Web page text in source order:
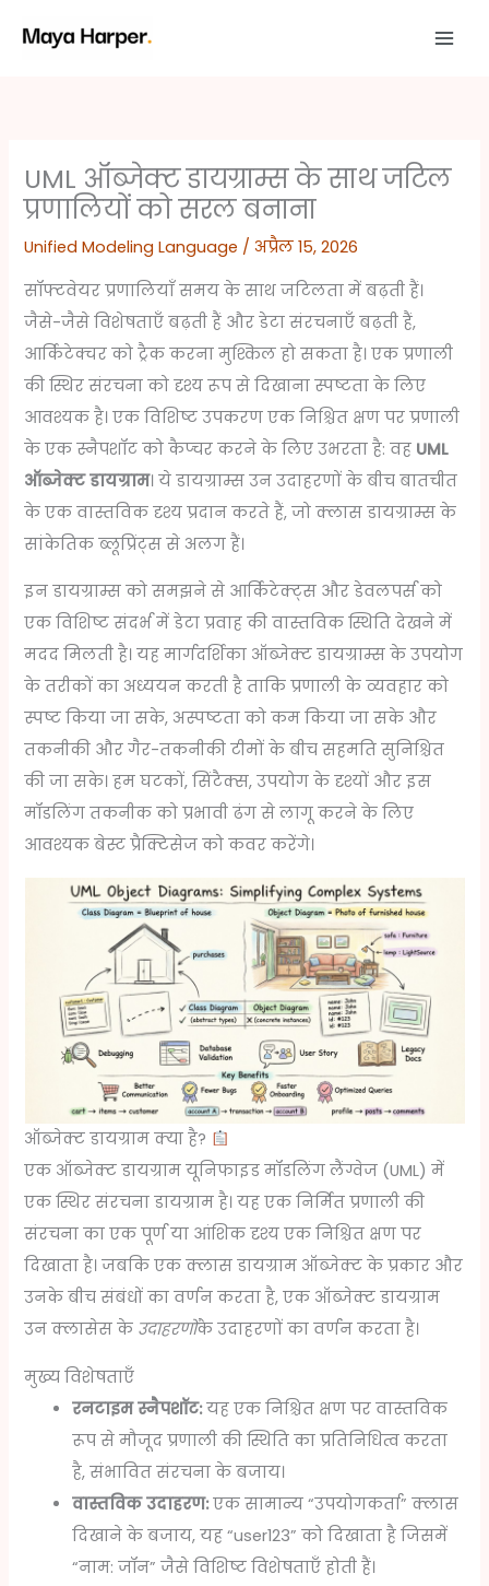
UML ऑब्जेक्ट डायग्राम्स के साथ जटिल
प्रणालियों को सरल बनाना
Unified Modeling Language /अप्रैल 15, 2026
सॉफ्टवेयर प्रणालियाँ समय के साथ जटिलता में बढ़ती हैं।
जैसे-जैसे विशेषताएँ बढ़ती हैं और डेटा संरचनाएँ बढ़ती हैं,
आर्किटेक्चर को ट्रैक करना मुश्किल हो सकता है। एक प्रणाली
की स्थिर संरचना को दृश्य रूप से दिखाना स्पष्टता के लिए
आवश्यक है। एक विशिष्ट उपकरण एक निश्चित क्षण पर प्रणाली
के एक स्नैपशॉट को कैप्चर करने के लिए उभरता है: वह UML
ऑब्जेक्ट डायग्राम। ये डायग्राम्स उन उदाहरणों के बीच बातचीत
के एक वास्तविक दृश्य प्रदान करते हैं, जो क्लास डायग्राम्स के
सांकेतिक ब्लूप्रिंट्स से अलग हैं।
इन डायग्राम्स को समझने से आर्किटेक्ट्स और डेवलपर्स को
एक विशिष्ट संदर्भ में डेटा प्रवाह की वास्तविक स्थिति देखने में
मदद मिलती है। यह मार्गदर्शिका ऑब्जेक्ट डायग्राम्स के उपयोग
के तरीकों का अध्ययन करती है ताकि प्रणाली के व्यवहार को
स्पष्ट किया जा सके, अस्पष्टता को कम किया जा सके और
तकनीकी और गैर-तकनीकी टीमों के बीच सहमति सुनिश्चित
की जा सके। हम घटकों, सिंटैक्स, उपयोग के दृश्यों और इस
मॉडलिंग तकनीक को प्रभावी ढंग से लागू करने के लिए
आवश्यक बेस्ट प्रैक्टिसेज को कवर करेंगे।
ऑब्जेक्ट डायग्राम क्या है?
एक ऑब्जेक्ट डायग्राम यूनिफाइड मॉडलिंग लैंग्वेज (UML) में
एक स्थिर संरचना डायग्राम है। यह एक निर्मित प्रणाली की
संरचना का एक पूर्ण या आंशिक दृश्य एक निश्चित क्षण पर
दिखाता है। जबकि एक क्लास डायग्राम ऑब्जेक्ट के प्रकार और
उनके बीच संबंधों का वर्णन करता है, एक ऑब्जेक्ट डायग्राम
उन क्लासेस के उदाहरणोंके उदाहरणों का वर्णन करता है।
मुख्य विशेषताएँ
रनटाइम स्नैपशॉट:यह एक निश्चित क्षण पर वास्तविक
रूप से मौजूद प्रणाली की स्थिति का प्रतिनिधित्व करता
है, संभावित संरचना के बजाय।
वास्तविक उदाहरण:एक सामान्य “उपयोगकर्ता” क्लास
दिखाने के बजाय, यह “user123” को दिखाता है जिसमें
“नाम: जॉन” जैसे विशिष्ट विशेषताएँ होती हैं।